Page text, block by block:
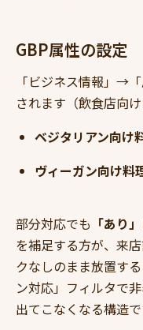
GBP属性の設定
「ビジネス情報」→
されます（飲食店向
ベジタリアン向け
ヴィーガン向け料
部分対応でも 「あり
を補足する方が、来
クなしのまま放置す
ン対応」フィルタで
出てこなくなる構造で